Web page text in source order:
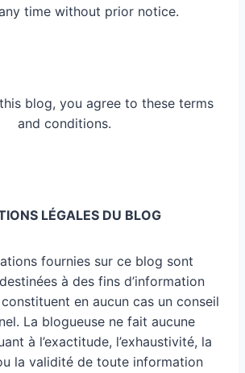
time without prior notice.
blog, you agree to these terms
and conditions.
LÉGALES DU BLOG
fournies sur ce blog sont
à des fins d’information
en aucun cas un conseil
La blogueuse ne fait aucune
à l’exactitude, l’exhaustivité, la
la validité de toute information